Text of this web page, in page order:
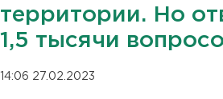
территории. Но
1,5 тысячи
14:06 27.02.2023